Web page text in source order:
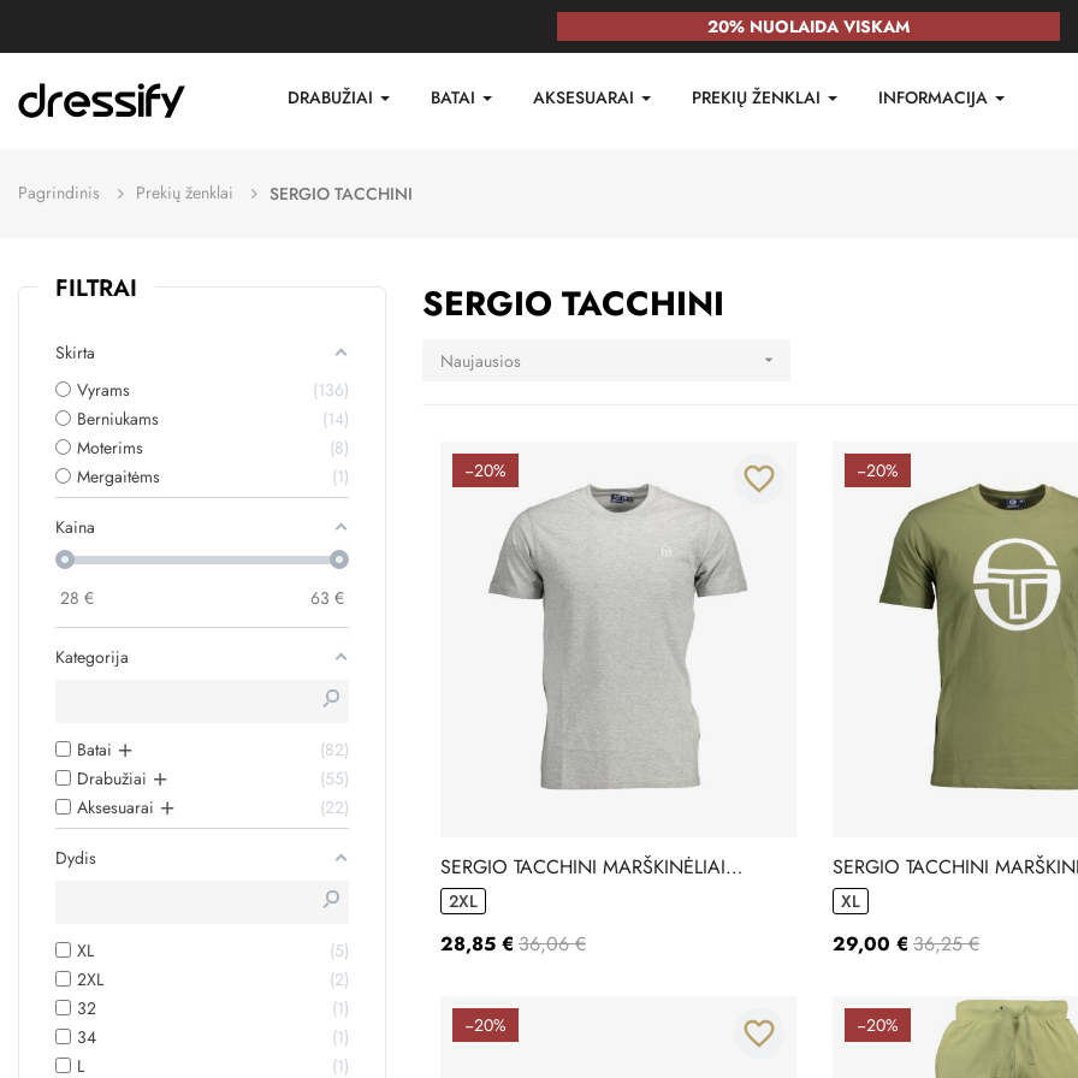
20% NUOLAIDA VISKAM
DRABUŽIAI BATAI AKSESUARAI PREKIŲ ŽENKLAI INFORMACIJA
Pagrindinis Prekių ženklai SERGIO TACCHINI
FILTRAI
Skirta
Vyrams
136
Berniukams
14
Moterims
8
Mergaitėms
1
Kaina
28 € 63 €
Kategorija
Batai
82
Drabužiai
55
Aksesuarai
22
Dydis
XL
5
2XL
2
32
1
34
1
L
1
SERGIO TACCHINI
Naujausios 
−20% favorite_border
SERGIO TACCHINI MARŠKINĖLIAI
10310007
2XL
28,85 € 36,06 €
−20%
SERGIO TACCHINI
10310008
XL
29,00 € 36,25 €
−20% favorite_border −20%